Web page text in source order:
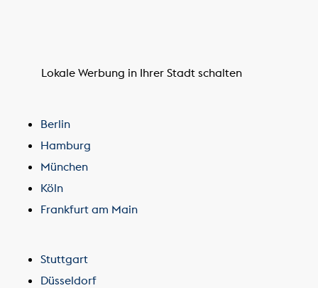
Lokale Werbung in Ihrer Stadt schalten
Berlin
Hamburg
München
Köln
Frankfurt am Main
Stuttgart
Düsseldorf